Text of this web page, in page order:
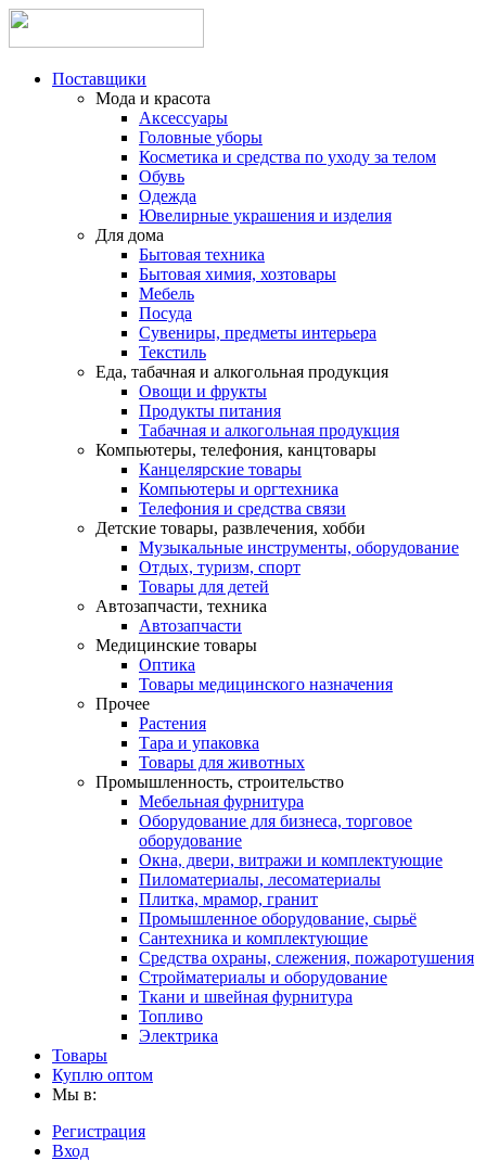
Поставщики
Мода и красота
Аксессуары
Головные уборы
Косметика и средства по уходу за телом
Обувь
Одежда
Ювелирные украшения и изделия
Для дома
Бытовая техника
Бытовая химия, хозтовары
Мебель
Посуда
Сувениры, предметы интерьера
Текстиль
Еда, табачная и алкогольная продукция
Овощи и фрукты
Продукты питания
Табачная и алкогольная продукция
Компьютеры, телефония, канцтовары
Канцелярские товары
Компьютеры и оргтехника
Телефония и средства связи
Детские товары, развлечения, хобби
Музыкальные инструменты, оборудование
Отдых, туризм, спорт
Товары для детей
Автозапчасти, техника
Автозапчасти
Медицинские товары
Оптика
Товары медицинского назначения
Прочее
Растения
Тара и упаковка
Товары для животных
Промышленность, строительство
Мебельная фурнитура
Оборудование для бизнеса, торговое
оборудование
Окна, двери, витражи и комплектующие
Пиломатериалы, лесоматериалы
Плитка, мрамор, гранит
Промышленное оборудование, сырьё
Сантехника и комплектующие
Средства охраны, слежения, пожаротушения
Стройматериалы и оборудование
Ткани и швейная фурнитура
Топливо
Электрика
Товары
Куплю оптом
Мы в:
Регистрация
Вход